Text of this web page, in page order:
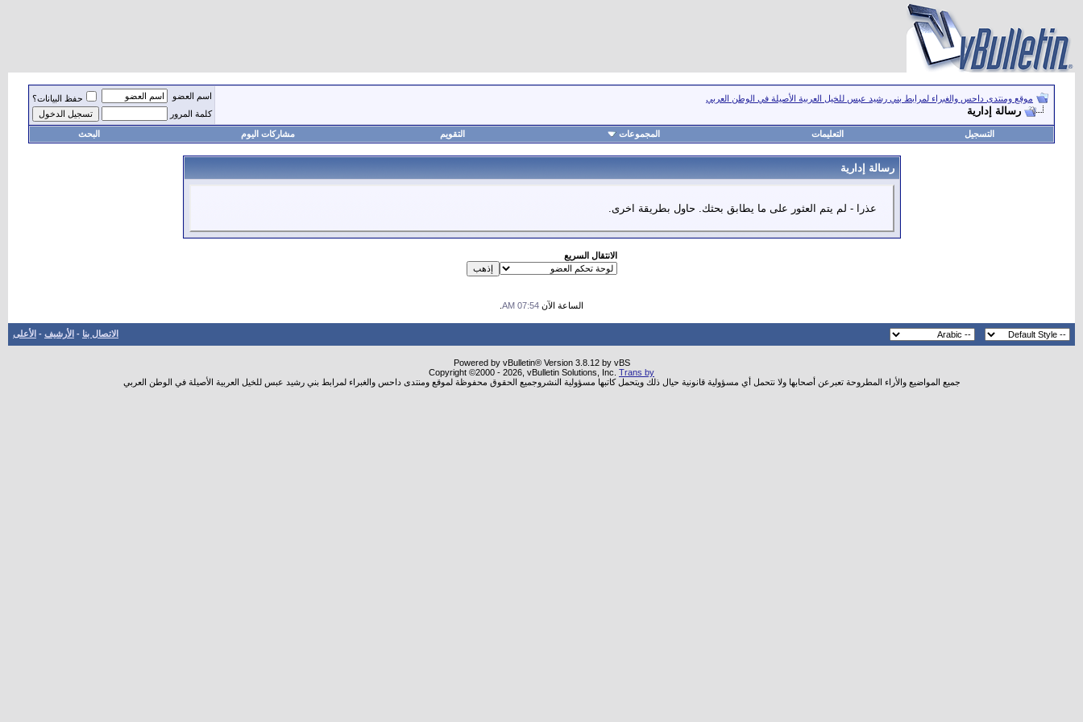
موقع ومنتدى داحس والغبراء لمرابط بني رشيد عبس للخيل العربية الأصيلة في الوطن العربي
رسالة إدارية
اسم العضو
حفظ البيانات؟
كلمة المرور
التسجيل التعليمات المجموعات التقويم مشاركات اليوم البحث
رسالة إدارية
عذرا - لم يتم العثور على ما يطابق بحثك. حاول بطريقة اخرى.
الانتقال السريع
الساعة الآن 07:54 AM
الاتصال بنا - الأرشيف - الأعلى
Powered by vBulletin® Version 3.8.12 by vBS
Copyright ©2000 - 2026, vBulletin Solutions, Inc. Trans by
جميع المواضيع والأراء المطروحة تعبرعن أصحابها ولا نتحمل أي مسؤولية قانونية حيال ذلك ويتحمل كاتبها مسؤولية النشروجميع الحقوق محفوظة لموقع ومنتدى داحس والغبراء لمرابط بني رشيد عبس للخيل العربية الأصيلة في الوطن العربي